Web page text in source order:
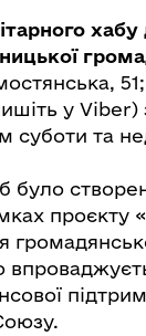
у Viber)
суботи та
було
проєкту